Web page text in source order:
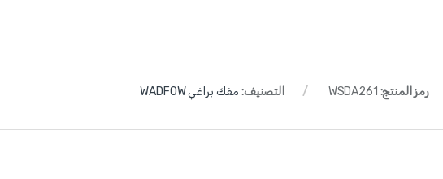
رمز المنتج: WSDA261 التصنيف: مفك براغي WADFOW